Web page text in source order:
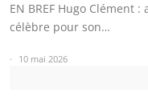
EN BREF Hugo
célèbre pour son…
10 mai 2026